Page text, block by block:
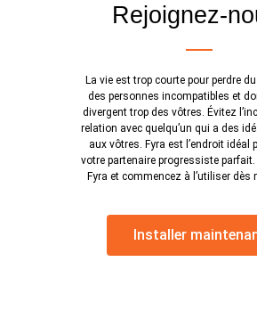
Rejoignez-
La vie est trop courte pour perdre
des personnes incompatibles et
divergent trop des vôtres. Évitez
relation avec quelqu’un qui a des
aux vôtres. Fyra est l’endroit idéal
votre partenaire progressiste
Fyra et commencez à l’utiliser dès
Installer